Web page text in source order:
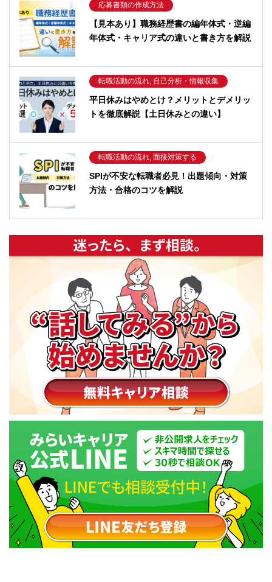
応募書類の作成方法
【見本あり】職務経歴書の編年体式・逆編
年体式・キャリア式の違いと書き方を解説
転職活動の流れ, 自己分析・情報収集
平日休みはやめとけ？メリットとデメリッ
トを徹底解説【土日休みとの違い】
転職活動の流れ, 面接対策する
SPIが不安な転職者必見！出題傾向・対策
方法・合格のコツを解説